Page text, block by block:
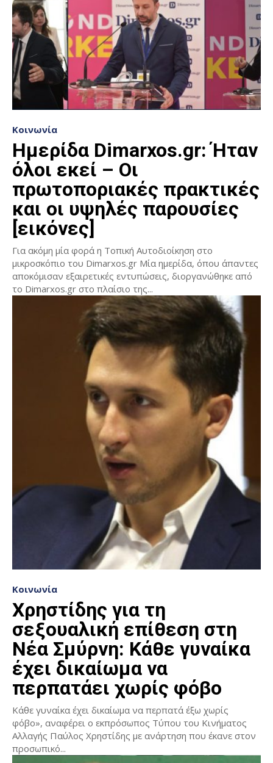
Κοινωνία
Ημερίδα Dimarxos.gr: Ήταν
όλοι εκεί – Οι
πρωτοποριακές πρακτικές
και οι υψηλές παρουσίες
[εικόνες]
Για ακόμη μία φορά η Τοπική Αυτοδιοίκηση στο
μικροσκόπιο του Dimarxos.gr Μία ημερίδα, όπου άπαντες
αποκόμισαν εξαιρετικές εντυπώσεις, διοργανώθηκε από
το Dimarxos.gr στο πλαίσιο της...
Κοινωνία
Χρηστίδης για τη
σεξουαλική επίθεση στη
Νέα Σμύρνη: Κάθε γυναίκα
έχει δικαίωμα να
περπατάει χωρίς φόβο
Κάθε γυναίκα έχει δικαίωμα να περπατά έξω χωρίς
φόβο», αναφέρει ο εκπρόσωπος Τύπου του Κινήματος
Αλλαγής Παύλος Χρηστίδης με ανάρτηση που έκανε στον
προσωπικό...